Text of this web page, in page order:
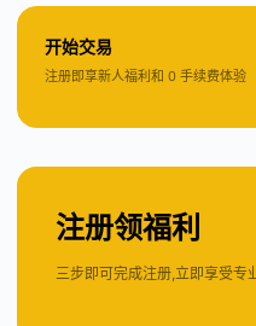
开始交易
注册即享新人福利和 0 手续费体验
注册领福利
三步即可完成注册,立即享受专